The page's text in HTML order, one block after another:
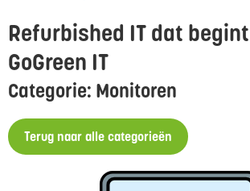
Refurbished IT dat
GoGreen IT
Categorie: Monitoren
Terug naar alle categorieën